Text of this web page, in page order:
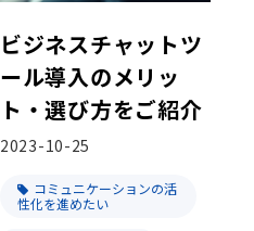
ビジネスチャットツ
ール導入のメリッ
ト・選び方をご紹介
2023-10-25
コミュニケーションの活
性化を進めたい